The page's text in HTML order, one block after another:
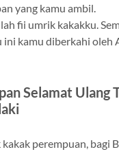
yang kamu ambil.
fii umrik kakakku.
ini kamu diberkahi oleh
Selamat Ulang
perempuan, bagi